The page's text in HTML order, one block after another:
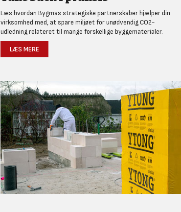
Læs hvordan Bygmas strategiske partnerskaber hjælper din
virksomhed med, at spare miljøet for unødvendig CO2-
udledning relateret til mange forskellige byggematerialer.
LÆS MERE